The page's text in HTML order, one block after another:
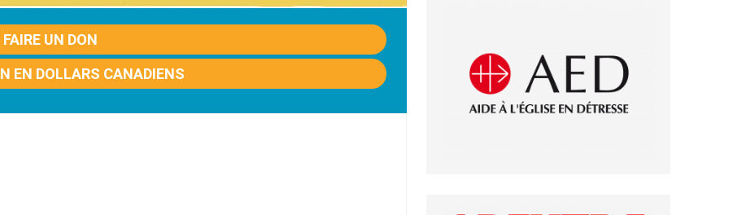
FAIRE UN DON
EN DOLLARS CANADIENS